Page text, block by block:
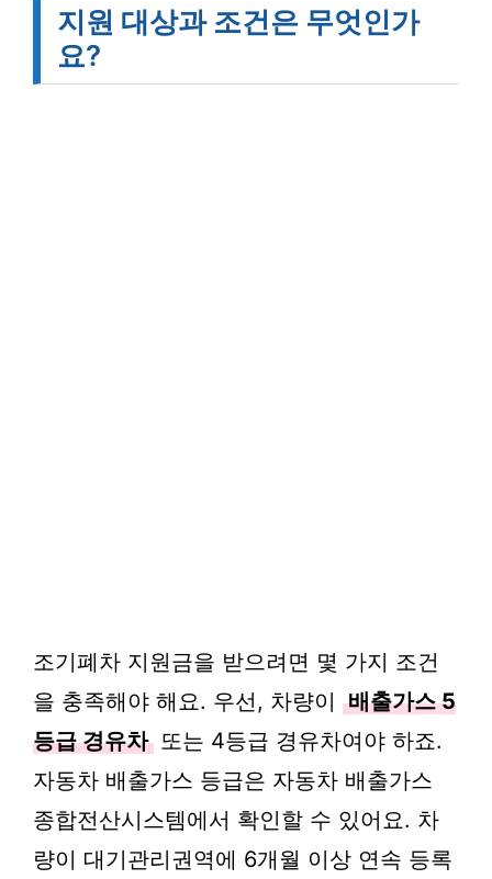
지원 대상과 조건은 무엇인가
요?
조기폐차 지원금을 받으려면 몇 가지 조건
을 충족해야 해요. 우선, 차량이 배출가스 5
등급 경유차 또는 4등급 경유차여야 하죠.
자동차 배출가스 등급은 자동차 배출가스
종합전산시스템에서 확인할 수 있어요. 차
량이 대기관리권역에 6개월 이상 연속 등록